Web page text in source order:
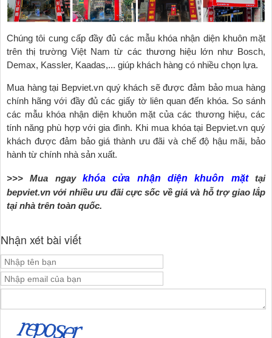
Chúng tôi cung cấp đầy đủ các mẫu khóa nhận diện khuôn mặt
trên thị trường Việt Nam từ các thương hiệu lớn như Bosch,
Demax, Kassler, Kaadas,... giúp khách hàng có nhiều chọn lựa.
Mua hàng tại Bepviet.vn quý khách sẽ được đảm bảo mua hàng
chính hãng với đầy đủ các giấy tờ liên quan đến khóa. So sánh
các mẫu khóa nhận diện khuôn mặt của các thương hiệu, các
tính năng phù hợp với gia đình. Khi mua khóa tại Bepviet.vn quý
khách được đảm bảo giá thành ưu đãi và chế độ hậu mãi, bảo
hành từ chính nhà sản xuất.
>>> Mua ngay khóa cửa nhận diện khuôn mặttại
bepviet.vn với nhiều ưu đãi cực sốc về giá và hỗ trợ giao lắp
tại nhà trên toàn quốc.
Nhận xét bài viết